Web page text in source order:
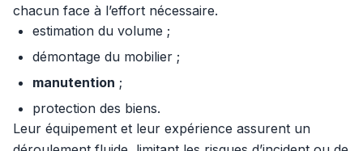
chacun face à l’effort nécessaire.
estimation du volume ;
démontage du mobilier ;
manutention ;
protection des biens.
Leur équipement et leur expérience assurent un